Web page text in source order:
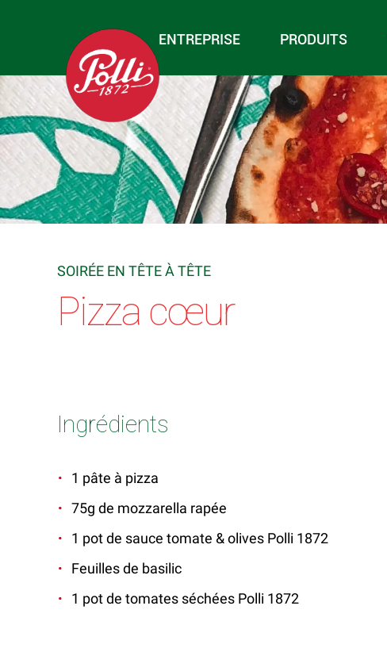
ENTREPRISE PRODUITS
SOIRÉE EN TÊTE À TÊTE
Pizza cœur
Ingrédients
1 pâte à pizza
75g de mozzarella rapée
1 pot de sauce tomate & olives Polli 1872
Feuilles de basilic
1 pot de tomates séchées Polli 1872